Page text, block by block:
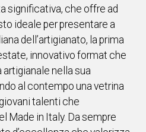
significativa, che offre ad
ideale per presentare a
dell’artigianato, la prima
innovativo format che
nella sua
al contempo una vetrina
talenti che
Made in Italy. Da sempre